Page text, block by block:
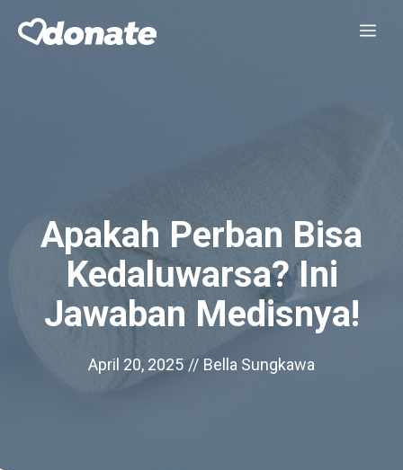
Apakah Perban Bisa
Kedaluwarsa? Ini
Jawaban Medisnya!
April 20, 2025 // Bella Sungkawa